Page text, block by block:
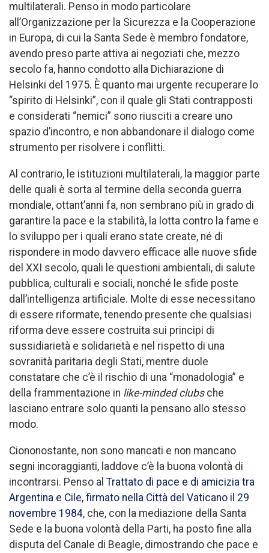
multilaterali. Penso in modo particolare
all’Organizzazione per la Sicurezza e la Cooperazione
in Europa, di cui la Santa Sede è membro fondatore,
avendo preso parte attiva ai negoziati che, mezzo
secolo fa, hanno condotto alla Dichiarazione di
Helsinki del 1975. È quanto mai urgente recuperare lo
“spirito di Helsinki”, con il quale gli Stati contrapposti
e considerati “nemici” sono riusciti a creare uno
spazio d’incontro, e non abbandonare il dialogo come
strumento per risolvere i conflitti.
Al contrario, le istituzioni multilaterali, la maggior parte
delle quali è sorta al termine della seconda guerra
mondiale, ottant’anni fa, non sembrano più in grado di
garantire la pace e la stabilità, la lotta contro la fame e
lo sviluppo per i quali erano state create, né di
rispondere in modo davvero efficace alle nuove sfide
del XXI secolo, quali le questioni ambientali, di salute
pubblica, culturali e sociali, nonché le sfide poste
dall’intelligenza artificiale. Molte di esse necessitano
di essere riformate, tenendo presente che qualsiasi
riforma deve essere costruita sui principi di
sussidiarietà e solidarietà e nel rispetto di una
sovranità paritaria degli Stati, mentre duole
constatare che c’è il rischio di una “monadologia” e
della frammentazione in like-minded clubsche
lasciano entrare solo quanti la pensano allo stesso
modo.
Ciononostante, non sono mancati e non mancano
segni incoraggianti, laddove c’è la buona volontà di
incontrarsi. Penso al Trattato di pace e di amicizia tra
Argentina e Cile, firmato nella Città del Vaticano il 29
novembre 1984, che, con la mediazione della Santa
Sede e la buona volontà della Parti, ha posto fine alla
disputa del Canale di Beagle, dimostrando che pace e